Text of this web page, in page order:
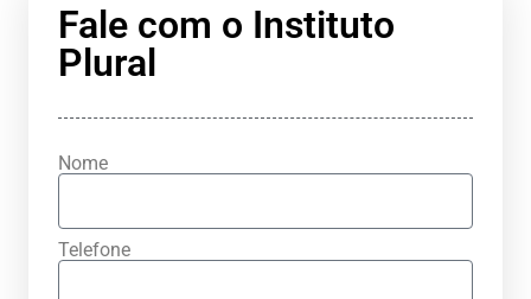
Fale com o Instituto
Plural
Nome
Telefone